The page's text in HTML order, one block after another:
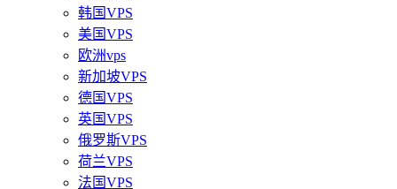
韩国VPS
美国VPS
欧洲vps
新加坡VPS
德国VPS
英国VPS
俄罗斯VPS
荷兰VPS
法国VPS